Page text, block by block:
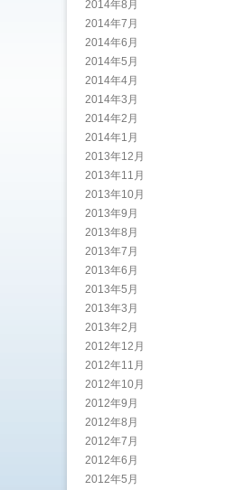
2014年8月
2014年7月
2014年6月
2014年5月
2014年4月
2014年3月
2014年2月
2014年1月
2013年12月
2013年11月
2013年10月
2013年9月
2013年8月
2013年7月
2013年6月
2013年5月
2013年3月
2013年2月
2012年12月
2012年11月
2012年10月
2012年9月
2012年8月
2012年7月
2012年6月
2012年5月